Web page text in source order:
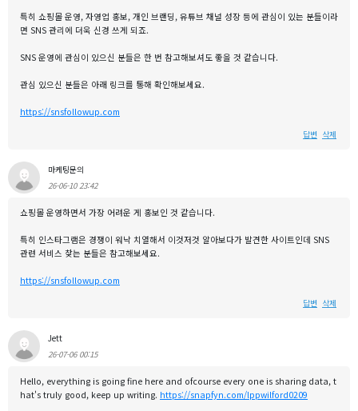
특히 쇼핑몰 운영, 자영업 홍보, 개인 브랜딩, 유튜브 채널 성장 등에 관심이 있는 분들이라
면 SNS 관리에 더욱 신경 쓰게 되죠.
SNS 운영에 관심이 있으신 분들은 한 번 참고해보셔도 좋을 것 같습니다.
관심 있으신 분들은 아래 링크를 통해 확인해보세요.
https://snsfollowup.com
답변 삭제
마케팅문의
26-06-10 23:42
쇼핑몰 운영하면서 가장 어려운 게 홍보인 것 같습니다.
특히 인스타그램은 경쟁이 워낙 치열해서 이것저것 알아보다가 발견한 사이트인데 SNS
관련 서비스 찾는 분들은 참고해보세요.
https://snsfollowup.com
답변 삭제
Jett
26-07-06 00:15
Hello, everything is going fine here and ofcourse every one is sharing data, t
hat's truly good, keep up writing. https://snapfyn.com/lppwilford0209